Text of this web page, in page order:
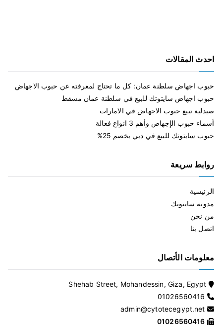
احدث المقالات
حبوب اجهاض سلطنة عمان: كل ما تحتاج لمعرفته عن حبوب الاجهاض
حبوب اجهاض سايتوتك للبيع في سلطنة عمان مسقط
صيدلية تبيع حبوب الاجهاض في الامارات
أسماء حبوب الإجهاض وأهم 3 انواع فعالة
حبوب سايتوتك للبيع في دبي بخصم 25%
روابط سريعة
الرئيسية
مدونة سايتوتك
من نحن
اتصل بنا
معلومات الأتصال
01026560416
admin@cytotecegypt.net
01026560416